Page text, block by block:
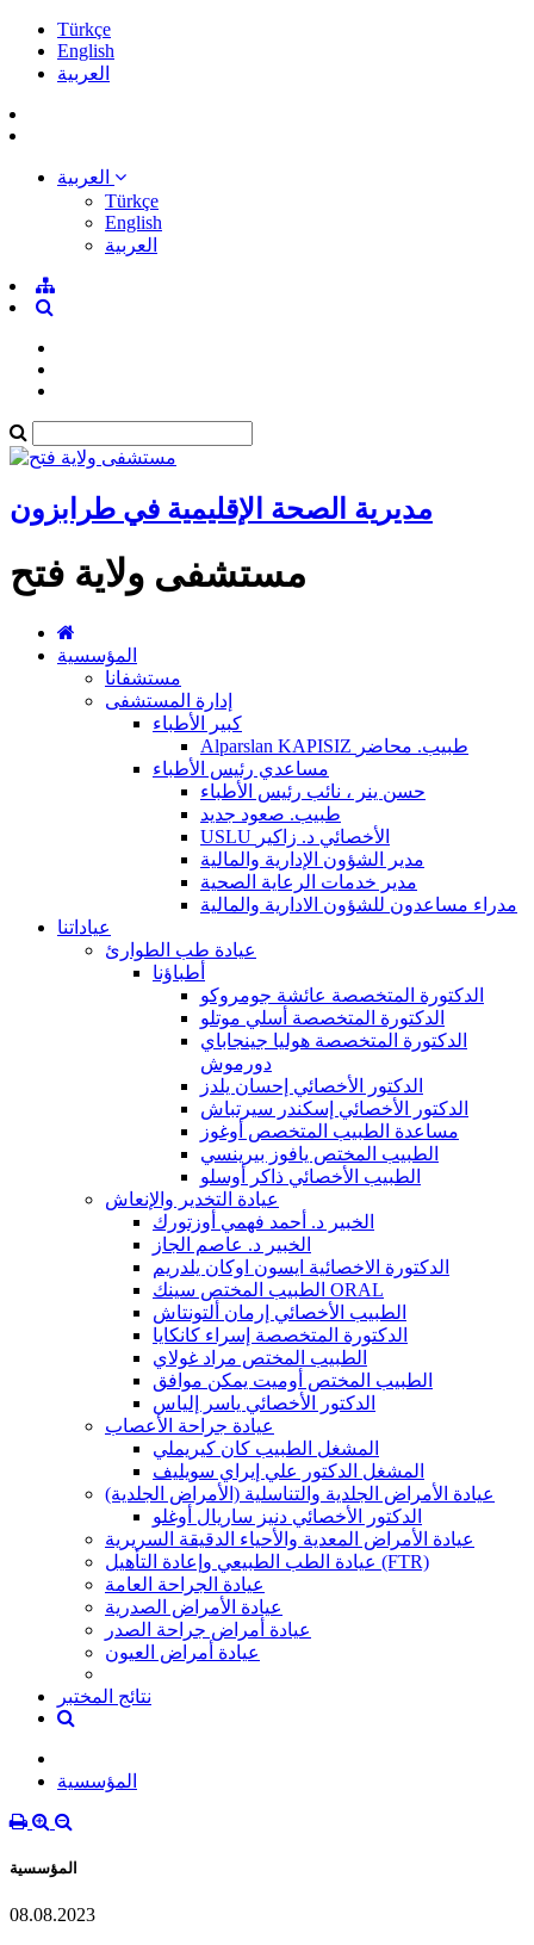
Türkçe
English
العربية
Türkçe
English
العربية
مديرية الصحة الإقليمية في طرابزون
مستشفى ولاية فتح
المؤسسية
مستشفانا
إدارة المستشفى
كبير الأطباء
Alparslan KAPISIZ طبيب. محاضر
مساعدي رئيس الأطباء
حسن ينر ، نائب رئيس الأطباء
طبيب. صعود جديد
USLU الأخصائي د. زاكير
مدير الشؤون الإدارية والمالية
مدير خدمات الرعاية الصحية
مدراء مساعدون للشؤون الادارية والمالية
عياداتنا
عيادة طب الطوارئ
أطباؤنا
الدكتورة المتخصصة عائشة جومروكو
الدكتورة المتخصصة أسلي موتلو
الدكتورة المتخصصة هوليا جينجاباي
دورموش
الدكتور الأخصائي إحسان يلدز
الدكتور الأخصائي إسكندر سيرتباش
مساعدة الطبيب المتخصص أوغوز
الطبيب المختص يافوز بيرينسي
الطبيب الأخصائي ذاكر أوسلو
عيادة التخدير والإنعاش
الخبير د. أحمد فهمي أوزتورك
الخبير د. عاصم الجاز
الدكتورة الاخصائية ايسون اوكان يلدريم
الطبيب المختص سينك ORAL
الطبيب الأخصائي إرمان ألتونتاش
الدكتورة المتخصصة إسراء كانكايا
الطبيب المختص مراد غولاي
الطبيب المختص أوميت يمكن موافق
الدكتور الأخصائي ياسر إلياس
عيادة جراحة الأعصاب
المشغل الطبيب كان كيريملي
المشغل الدكتور علي إيراي سويليف
عيادة الأمراض الجلدية والتناسلية (الأمراض الجلدية)
الدكتور الأخصائي دنيز ساريال أوغلو
عيادة الأمراض المعدية والأحياء الدقيقة السريرية
عيادة الطب الطبيعي وإعادة التأهيل (FTR)
عيادة الجراحة العامة
عيادة الأمراض الصدرية
عيادة أمراض جراحة الصدر
عيادة أمراض العيون
نتائج المختبر
المؤسسية
المؤسسية
08.08.2023